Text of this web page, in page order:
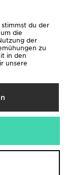
du der
die
der
zu
in den
unsere